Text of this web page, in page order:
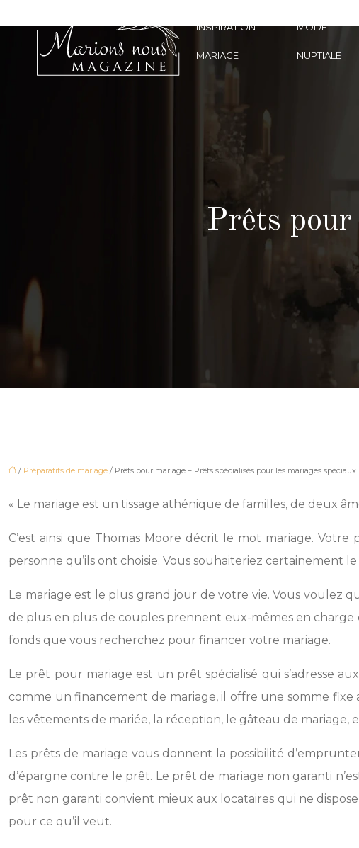
INSPIRATION
MARIAGE
MODE
NUPTIALE
Prêts pour
/ Préparatifs de mariage / Prêts pour mariage – Prêts spécialisés pour les mariages spéciaux
« Le mariage est un tissage athénique de familles, de deux
C’est ainsi que Thomas Moore décrit le mot mariage.
personne qu’ils ont choisie. Vous souhaiteriez certainement
Le mariage est le plus grand jour de votre vie. Vous voulez
de plus en plus de couples prennent eux-mêmes en charge
fonds que vous recherchez pour financer votre mariage.
Le prêt pour mariage est un prêt spécialisé qui s’adresse
comme un financement de mariage, il offre une somme
les vêtements de mariée, la réception, le gâteau de mariage,
Les prêts de mariage vous donnent la possibilité
d’épargne contre le prêt. Le prêt de mariage non garanti
prêt non garanti convient mieux aux locataires qui ne
pour ce qu’il veut.